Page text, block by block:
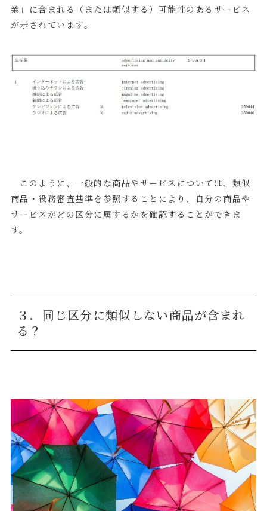
業」に含まれる（または類似する）可能性のあるサービス
が示されています。
このように、一般的な商品やサービスについては、類似
商品・役務審査基準を参照することにより、自分の商品や
サービスがどの区分に属するかを確認することができま
す。
３．同じ区分に類似しない商品が含まれ
る？